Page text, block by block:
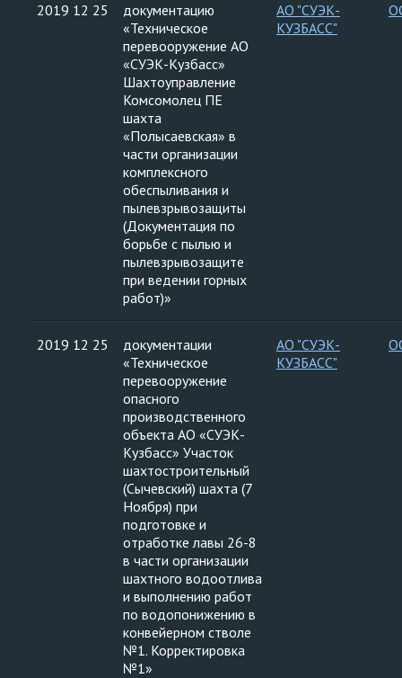
2019 12 25
документацию
«Техническое
перевооружение АО
«СУЭК-Кузбасс»
Шахтоуправление
Комсомолец ПЕ
шахта
«Полысаевская» в
части организации
комплексного
обеспыливания и
пылевзрывозащиты
(Документация по
борьбе с пылью и
пылевзрывозащите
при ведении горных
работ)»
АО "СУЭК-
КУЗБАСС"
2019 12 25
документации
«Техническое
перевооружение
опасного
производственного
объекта АО «СУЭК-
Кузбасс» Участок
шахтостроительный
(Сычевский) шахта (7
Ноября) при
подготовке и
отработке лавы 26-8
в части организации
шахтного водоотлива
и выполнению работ
по водопонижению в
конвейерном стволе
№1. Корректировка
№1»
АО "СУЭК-
КУЗБАСС"